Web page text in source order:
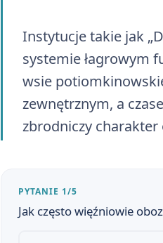
Instytucje takie jak
systemie łagrowym
wsie
zewnętrznym, a
zbrodniczy charakter
PYTANIE 1/5
Jak często więźniowie
9 “Obozowe zmory” -
10 Inny świat na maturze -
11 Ważne miejsca i
14 Inny świat - motywy